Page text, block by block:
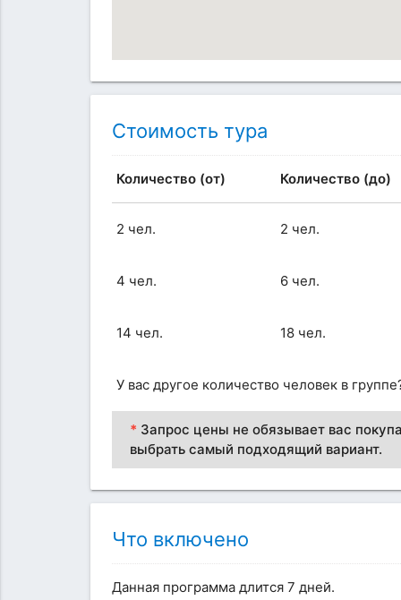
Стоимость тура
Количество (от) Количество (до)
2 чел. 2 чел.
4 чел. 6 чел.
14 чел. 18 чел.
У вас другое количество человек в
* Запрос цены не обязывает вас
выбрать самый подходящий вариант.
Что включено
Данная программа длится 7 дней.